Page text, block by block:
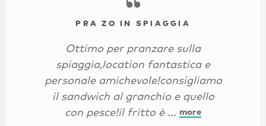
PRA ZO IN SPIAGGIA
Ottimo per pranzare sulla
spiaggia,location fantastica e
personale amichevole!consigliamo
il sandwich al granchio e quello
con pesce!il fritto è ... more